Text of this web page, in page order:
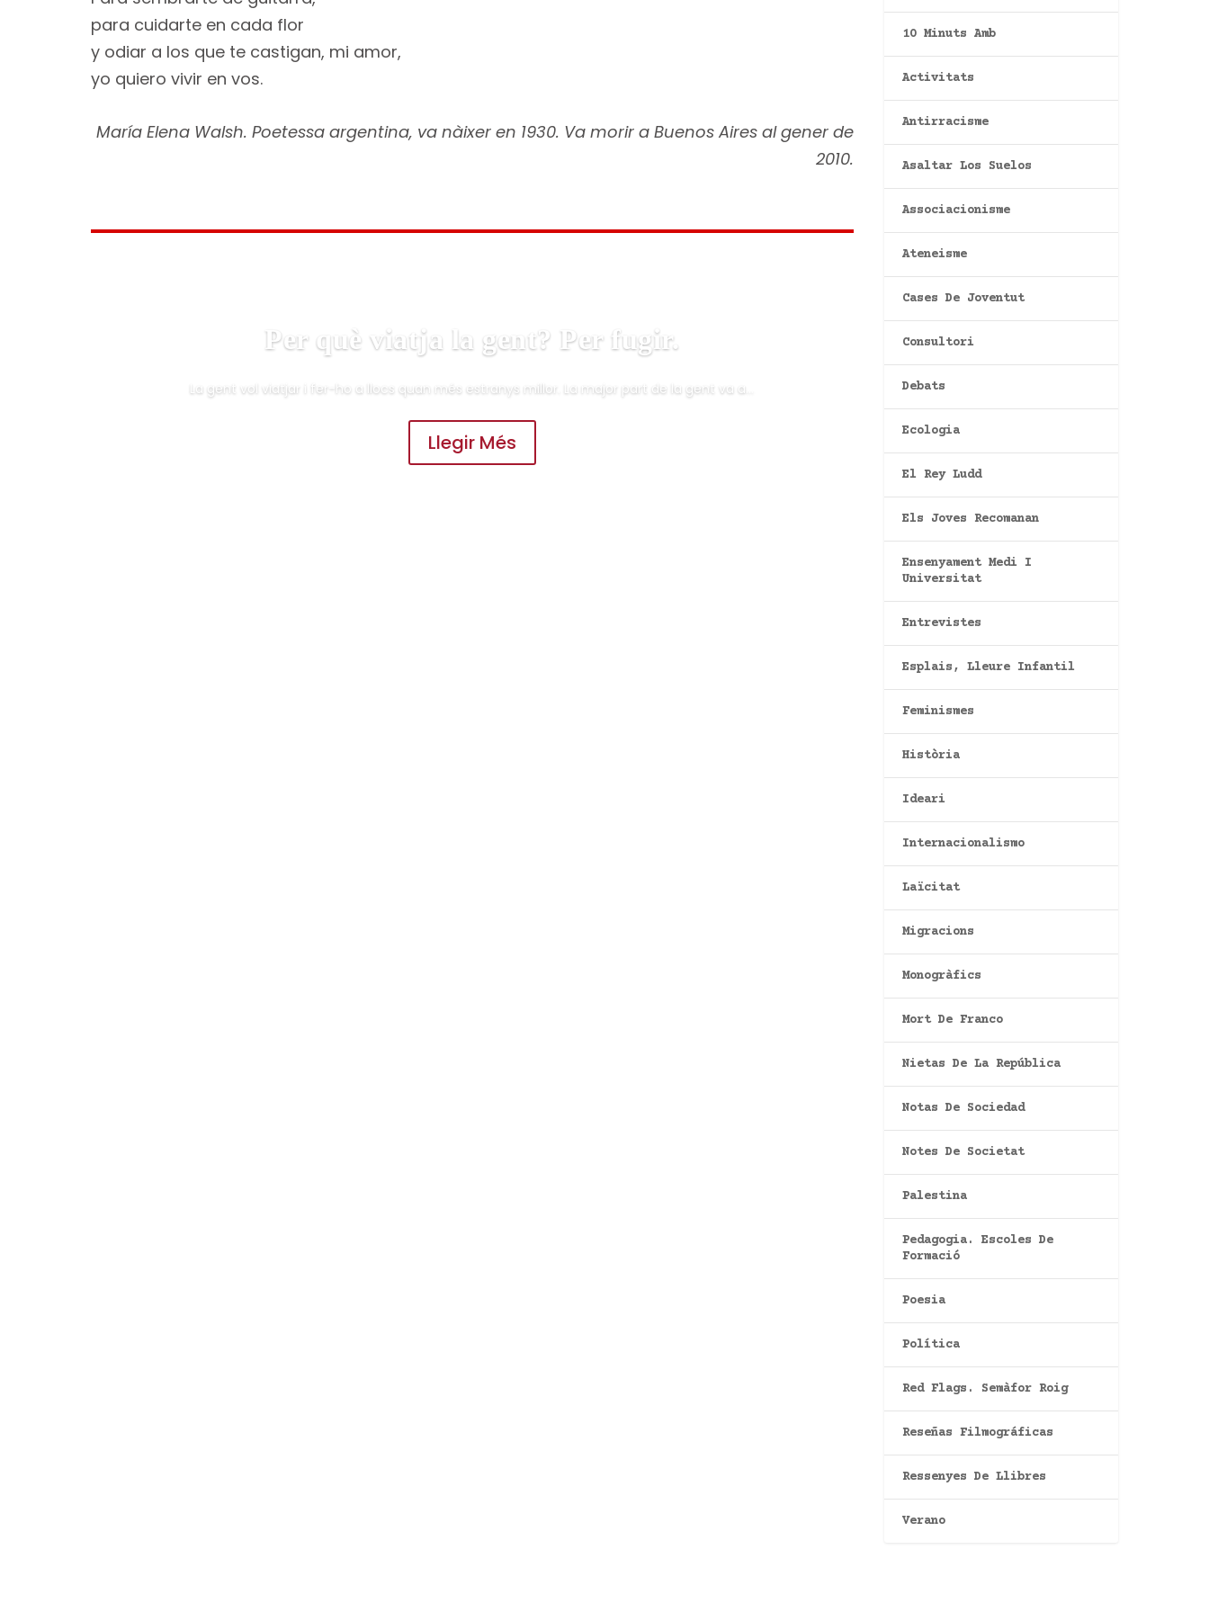
para cuidarte en cada flor
y odiar a los que te castigan, mi amor,
yo quiero vivir en vos.
María Elena Walsh. Poetessa argentina, va nàixer en 1930. Va morir a Buenos Aires al gener de
2010.
Per què viatja la gent? Per fugir.
La gent vol viatjar i fer-ho a llocs quan més estranys millor. La major part de la gent va a...
Llegir Més
10 Minuts Amb
Activitats
Antirracisme
Asaltar Los Suelos
Associacionisme
Ateneisme
Cases De Joventut
Consultori
Debats
Ecologia
El Rey Ludd
Els Joves Recomanan
Ensenyament Medi I
Universitat
Entrevistes
Esplais, Lleure Infantil
Feminismes
Història
Ideari
Internacionalismo
Laïcitat
Migracions
Monogràfics
Mort De Franco
Nietas De La República
Notas De Sociedad
Notes De Societat
Palestina
Pedagogia. Escoles De
Formació
Poesia
Política
Red Flags. Semàfor Roig
Reseñas Filmográficas
Ressenyes De Llibres
Verano